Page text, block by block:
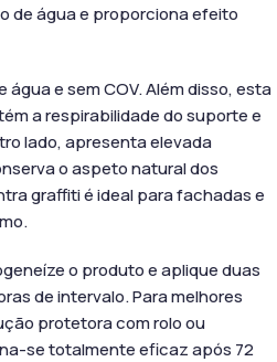
de água e proporciona efeito
água e sem COV. Além disso, esta
a respirabilidade do suporte e
lado, apresenta elevada
o aspeto natural dos
graffiti é ideal para fachadas e
o produto e aplique duas
de intervalo. Para melhores
protetora com rolo ou
se totalmente eficaz após 72